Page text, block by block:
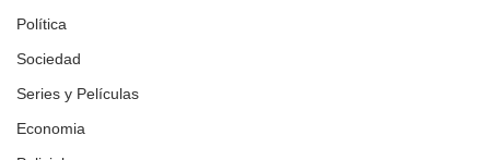
Política
Sociedad
Series y Películas
Economia